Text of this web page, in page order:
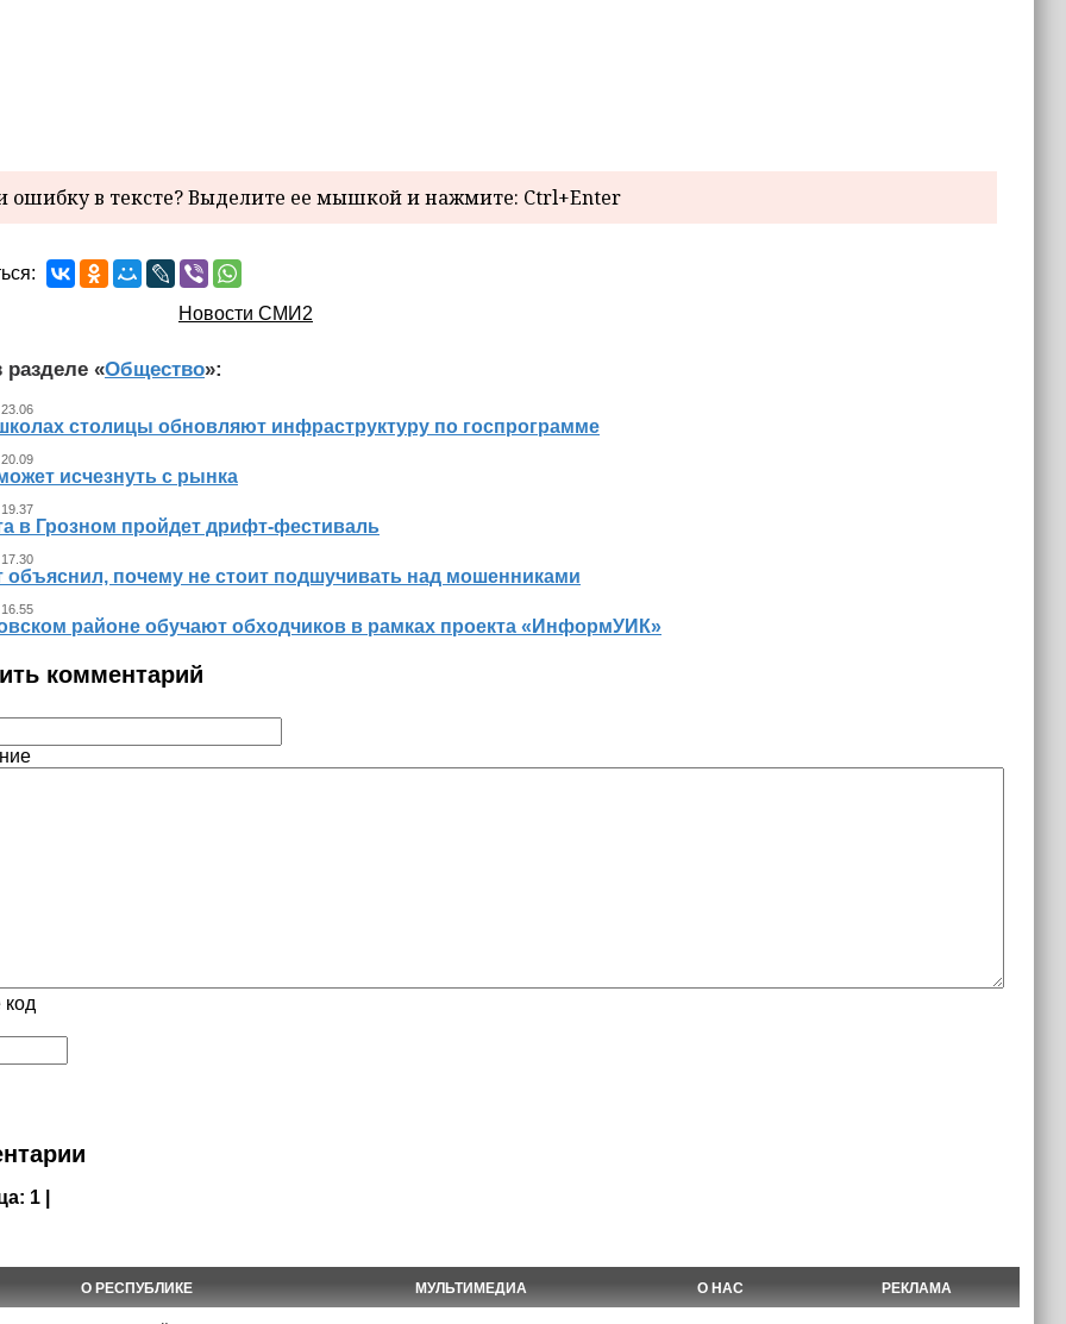
в тексте? Выделите ее мышкой и нажмите: Ctrl+Enter
Новости СМИ2
разделе «Общество»:
столицы обновляют инфраструктуру по госпрограмме
исчезнуть с рынка
в Грозном пройдет дрифт-фестиваль
объяснил, почему не стоит подшучивать над мошенниками
районе обучают обходчиков в рамках проекта «ИнформУИК»
комментарий
код
1 |
О РЕСПУБЛИКЕ МУЛЬТИМЕДИА О НАС РЕКЛАМА